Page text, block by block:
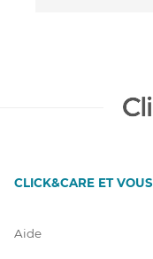
CLICK&CARE ET VOUS
Aide